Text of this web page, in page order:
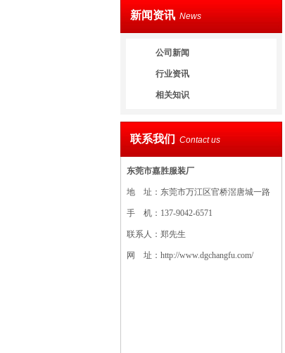
新闻资讯 News
公司新闻
行业资讯
相关知识
联系我们 Contact us
东莞市嘉胜服装厂
地 址：东莞市万江区官桥滘唐城一路
手 机：137-9042-6571
联系人：郑先生
网 址：http://www.dgchangfu.com/